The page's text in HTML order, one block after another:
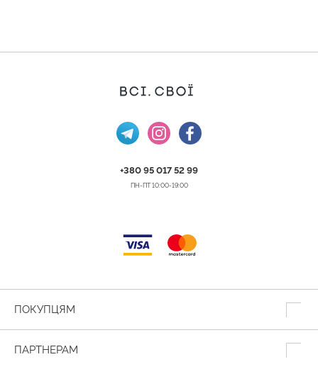
+380 95 017 52 99
ПН-ПТ 10:00-19:00
ПОКУПЦЯМ
ПАРТНЕРАМ